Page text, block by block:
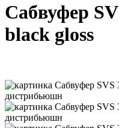
Сабвуфер
black gloss